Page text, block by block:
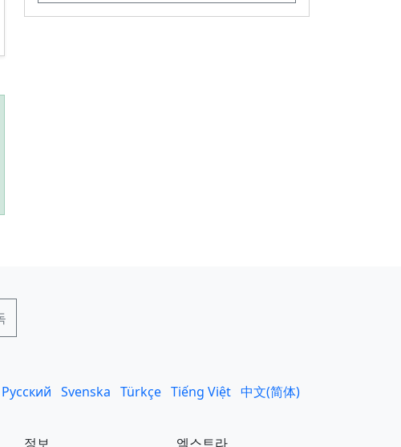
Русский Svenska Türkçe Tiếng Việt 中文(简体)
정보 엑스트라